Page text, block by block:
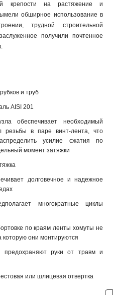
крепости на растяжение и
обширное использование в
трудной строительной
получили почтенное
и труб
AISI 201
обеспечивает необходимый
резьбы в паре винт-лента, что
усилие сжатия по
момент затяжки
долговечное и надежное
многократные циклы
по краям ленты хомуты не
которую они монтируются
предохраняют руки от травм и
или шлицевая отвертка